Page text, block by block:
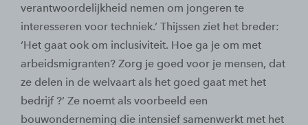
verantwoordelijkheid nemen om jongeren te
interesseren voor techniek.’ Thijssen ziet het breder:
‘Het gaat ook om inclusiviteit. Hoe ga je om met
arbeidsmigranten? Zorg je goed voor je mensen, dat
ze delen in de welvaart als het goed gaat met het
bedrijf ?’ Ze noemt als voorbeeld een
bouwonderneming die intensief samenwerkt met het